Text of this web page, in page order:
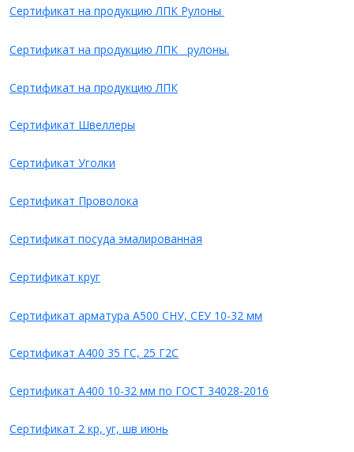
Сертификат на продукцию ЛПК Рулоны
Сертификат на продукцию ЛПК рулоны.
Сертификат на продукцию ЛПК
Cертификат Швеллеры
Cертификат Уголки
Cертификат Проволока
Cертификат посуда эмалированная
Cертификат круг
Cертификат арматура А500 СНУ, СЕУ 10-32 мм
Cертификат А400 35 ГС, 25 Г2С
Сертификат А400 10-32 мм по ГОСТ 34028-2016
Ceртификат 2 кр, уг, шв июнь